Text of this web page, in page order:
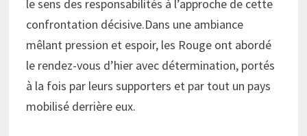
le sens des responsabilités à l’approche de cette
confrontation décisive.Dans une ambiance
mêlant pression et espoir, les Rouge ont abordé
le rendez-vous d’hier avec détermination, portés
à la fois par leurs supporters et par tout un pays
mobilisé derrière eux.